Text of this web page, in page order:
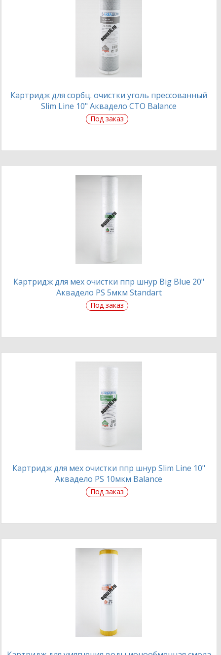
Картридж для сорбц. очистки уголь прессованный
Slim Line 10" Аквадело CTO Balance
Под заказ
Картридж для мех очистки ппр шнур Big Blue 20"
Аквадело PS 5мкм Standart
Под заказ
Картридж для мех очистки ппр шнур Slim Line 10"
Аквадело PS 10мкм Balance
Под заказ